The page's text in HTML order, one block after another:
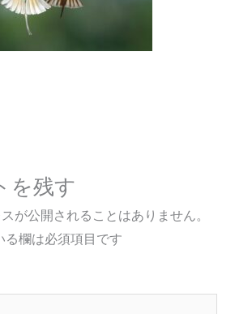
を残す
が公開されることはありません。
る欄は必須項目です